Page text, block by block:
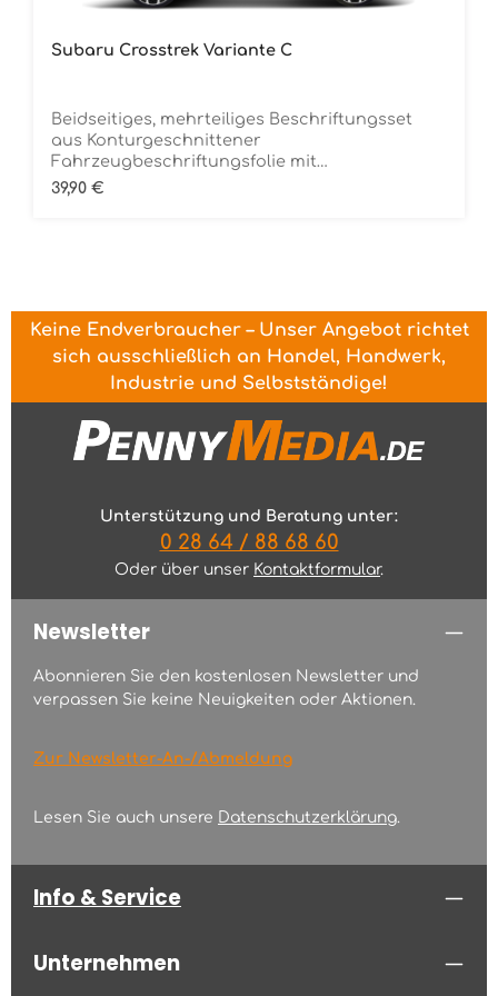
Subaru Crosstrek Variante C
Beidseitiges, mehrteiliges Beschriftungsset
aus Konturgeschnittener
Fahrzeugbeschriftungsfolie mit
ÜbertragungstapeDie Folie ist Rückstandsfrei
Regulärer Preis:
39,90 €
Keine Endverbraucher – Unser Angebot richtet
sich ausschließlich an Handel, Handwerk,
Industrie und Selbstständige!
Unterstützung und Beratung unter:
0 28 64 / 88 68 60
Oder über unser Kontaktformular.
Newsletter
Abonnieren Sie den kostenlosen Newsletter und
verpassen Sie keine Neuigkeiten oder Aktionen.
Zur Newsletter-An-/Abmeldung
Lesen Sie auch unsere Datenschutzerklärung.
Info & Service
Unternehmen